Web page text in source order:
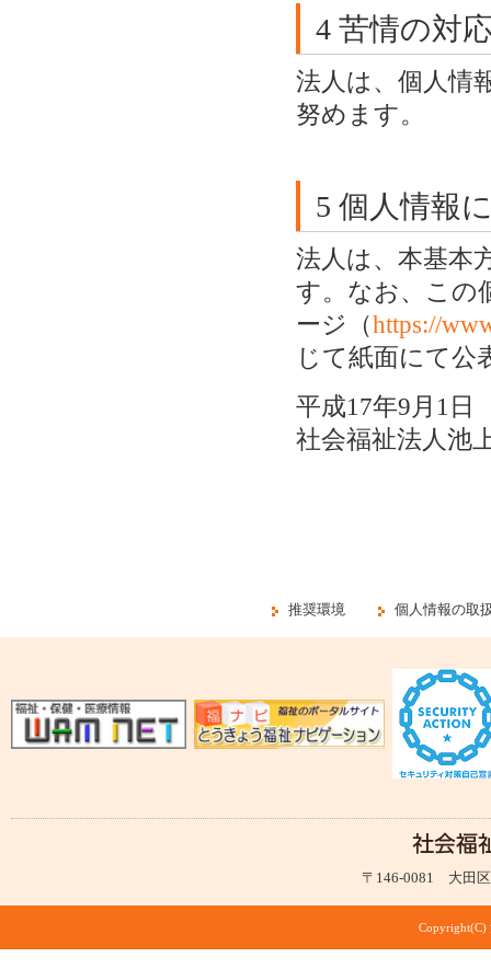
4 苦情の対
法人は、個人情
努めます。
5 個人情報
法人は、本基本
す。なお、この
ージ（https://
じて紙面にて公
平成17年9月1日
社会福祉法人池
推奨環境 個人情報の取
〒146-0081 大田
Copyright(C)